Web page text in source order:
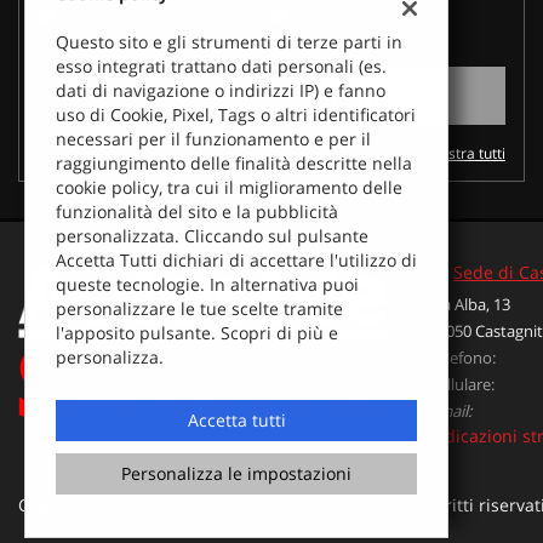
0 VEICOLI DISPONIBILI
Mostra tutti
Sede di
Via Alba, 13
12050
Telefono:
Cellulare:
Email:
Indicazioni
Copyright © 2026 GestionaleAuto.com S.r.l., Tutti i diritti
Questo sito e gli strumenti di terze parti in
esso integrati trattano dati personali (es.
dati di navigazione o indirizzi IP) e fanno
uso di Cookie, Pixel, Tags o altri identificatori
necessari per il funzionamento e per il
raggiungimento delle finalità descritte nella
cookie policy, tra cui il miglioramento delle
funzionalità del sito e la pubblicità
personalizzata. Cliccando sul pulsante
Accetta Tutti dichiari di accettare l'utilizzo di
queste tecnologie. In alternativa puoi
personalizzare le tue scelte tramite
l'apposito pulsante. Scopri di più e
personalizza.
Accetta tutti
Personalizza le impostazioni
strumenti
tracciamento
rimanda
alla
cookie
policy.
Puoi
rivedere
modificare
momento.
Leggi
la